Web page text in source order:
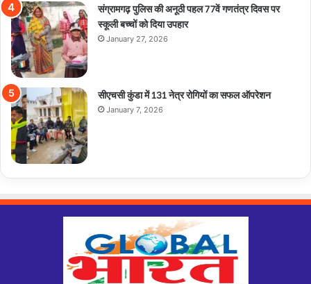
संग्रामगढ़ पुलिस की अनूठी पहल 77वें गणतंत्र दिवस पर
स्कूली बच्चों को दिया उपहार
January 27, 2026
सीएचसी कुंडा में 131 नेत्र रोगियों का सफल ऑपरेशन
January 7, 2026